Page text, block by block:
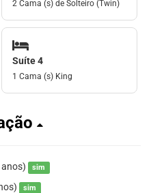
2 Cama (s) de Solteiro (Twin)
Suíte 4
1 Cama (s) King
sim
sim